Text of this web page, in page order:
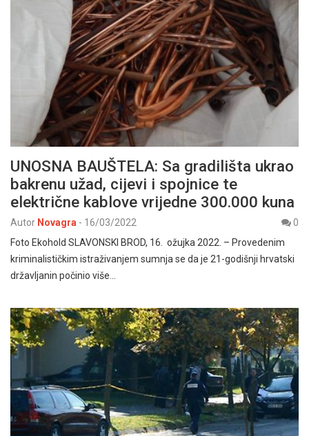
UNOSNA BAUŠTELA: Sa gradilišta ukrao
bakrenu užad, cijevi i spojnice te
električne kablove vrijedne 300.000 kuna
Autor Novagra - 16/03/2022
0
Foto Ekohold SLAVONSKI BROD, 16. ožujka 2022. – Provedenim
kriminalističkim istraživanjem sumnja se da je 21-godišnji hrvatski
državljanin počinio više…